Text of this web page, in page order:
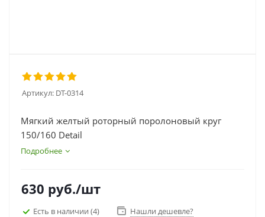
Артикул: DT-0314
Мягкий желтый роторный поролоновый круг
150/160 Detail
Подробнее
630 руб./шт
Есть в наличии (4) Нашли дешевле?